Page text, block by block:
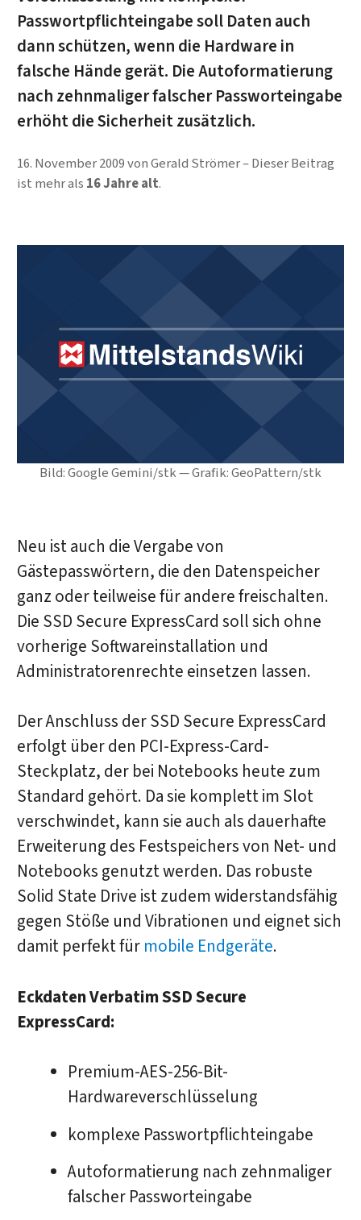
Bild: Google Gemini/stk — Grafik: GeoPattern/stk
Passwortpflichteingabe soll Daten auch
dann schützen, wenn die Hardware in
falsche Hände gerät. Die Autoformatierung
nach zehnmaliger falscher Passworteingabe
erhöht die Sicherheit zusätzlich.
16. November 2009vonGerald Strömer
Dieser Beitrag
ist mehr als 16 Jahre alt.
Neu ist auch die Vergabe von
Gästepasswörtern, die den Datenspeicher
ganz oder teilweise für andere freischalten.
Die SSD Secure ExpressCard soll sich ohne
vorherige Softwareinstallation und
Administratorenrechte einsetzen lassen.
Der Anschluss der SSD Secure ExpressCard
erfolgt über den PCI-Express-Card-
Steckplatz, der bei Notebooks heute zum
Standard gehört. Da sie komplett im Slot
verschwindet, kann sie auch als dauerhafte
Erweiterung des Festspeichers von Net- und
Notebooks genutzt werden. Das robuste
Solid State Drive ist zudem widerstandsfähig
gegen Stöße und Vibrationen und eignet sich
damit perfekt für mobile Endgeräte.
Eckdaten Verbatim SSD Secure
ExpressCard:
Premium-AES-256-Bit-
Hardwareverschlüsselung
komplexe Passwortpflichteingabe
Autoformatierung nach zehnmaliger
falscher Passworteingabe